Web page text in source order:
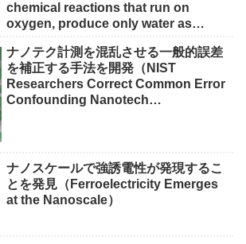
chemical reactions that run on
oxygen, produce only water as
ナノテク計測を混乱させる一般的誤差
を補正する手法を開発（NIST
Researchers Correct Common Error
Confounding Nanotech
ナノスケールで強誘電性が発現するこ
とを発見（Ferroelectricity Emerges
at the Nanoscale）